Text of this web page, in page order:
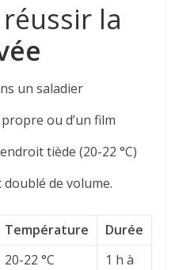
la
un saladier
ou d’un film
tiède (20-22 °C)
de volume.
Température
Durée
20-22 °C
1 h à